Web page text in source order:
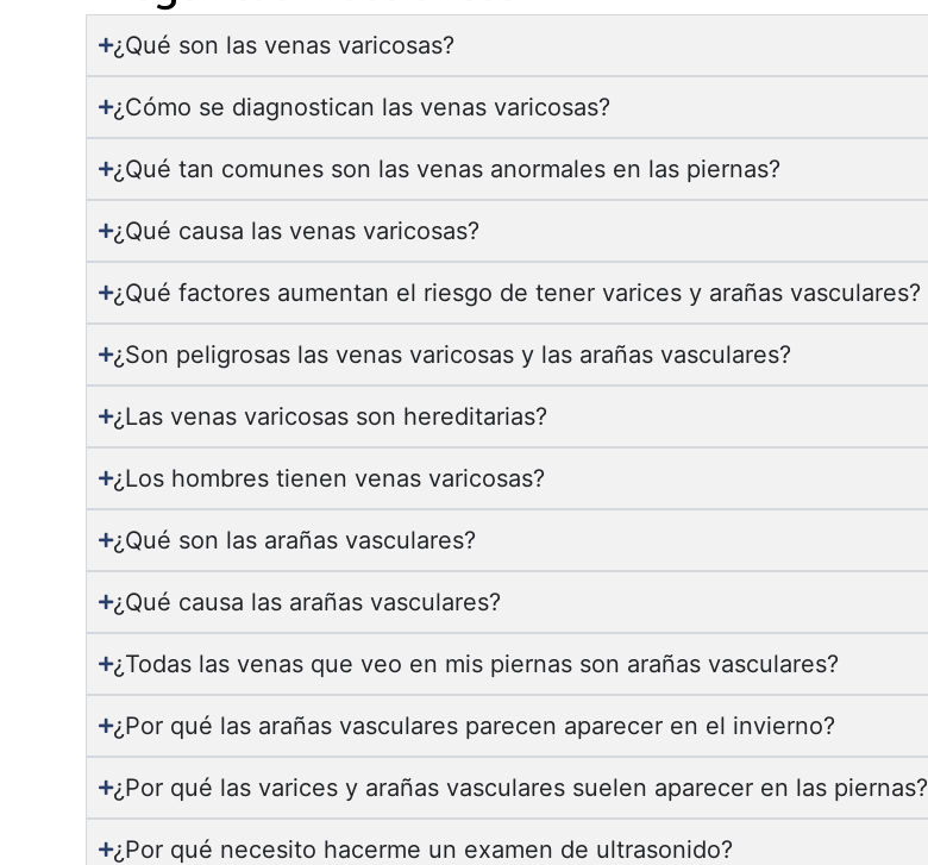
¿Qué son las venas varicosas?
¿Cómo se diagnostican las venas varicosas?
¿Qué tan comunes son las venas anormales en las piernas?
¿Qué causa las venas varicosas?
¿Qué factores aumentan el riesgo de tener varices y arañas vasculares?
¿Son peligrosas las venas varicosas y las arañas vasculares?
¿Las venas varicosas son hereditarias?
¿Los hombres tienen venas varicosas?
¿Qué son las arañas vasculares?
¿Qué causa las arañas vasculares?
¿Todas las venas que veo en mis piernas son arañas vasculares?
¿Por qué las arañas vasculares parecen aparecer en el invierno?
¿Por qué las varices y arañas vasculares suelen aparecer en las piernas?
¿Por qué necesito hacerme un examen de ultrasonido?